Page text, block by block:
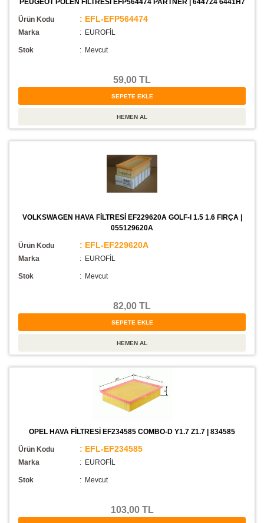
PEUGEOT POLEN FİLTRESİ EFP564474 PARTNER | 6447Z4 6441H7
Ürün Kodu : EFL-EFP564474
Marka : EUROFİL
Stok : Mevcut
59,00 TL
VOLKSWAGEN HAVA FİLTRESİ EF229620A GOLF-I 1.5 1.6 FIRÇA |
055129620A
Ürün Kodu : EFL-EF229620A
Marka : EUROFİL
Stok : Mevcut
82,00 TL
OPEL HAVA FİLTRESİ EF234585 COMBO-D Y1.7 Z1.7 | 834585
Ürün Kodu : EFL-EF234585
Marka : EUROFİL
Stok : Mevcut
103,00 TL